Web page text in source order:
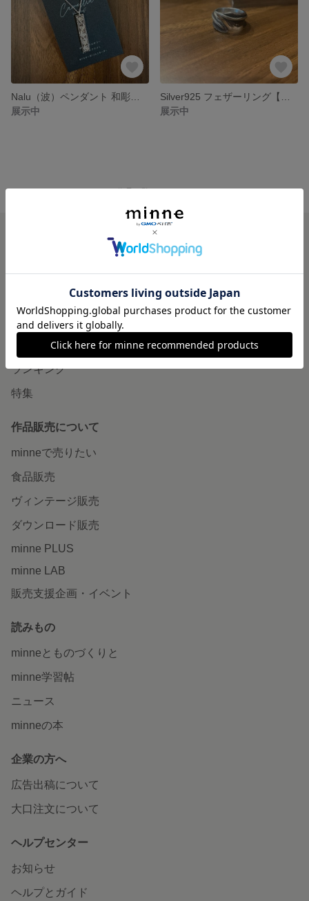
展示中
展示中
minne ホーム Camellia の作品一覧
minneについて
minneで買いたい
作品をさがす
ショップをさがす
ランキング
特集
作品販売について
minneで売りたい
食品販売
ヴィンテージ販売
ダウンロード販売
minne PLUS
minne LAB
販売支援企画・イベント
読みもの
minneとものづくりと
minne学習帖
ニュース
minneの本
企業の方へ
広告出稿について
大口注文について
ヘルプセンター
お知らせ
ヘルプとガイド